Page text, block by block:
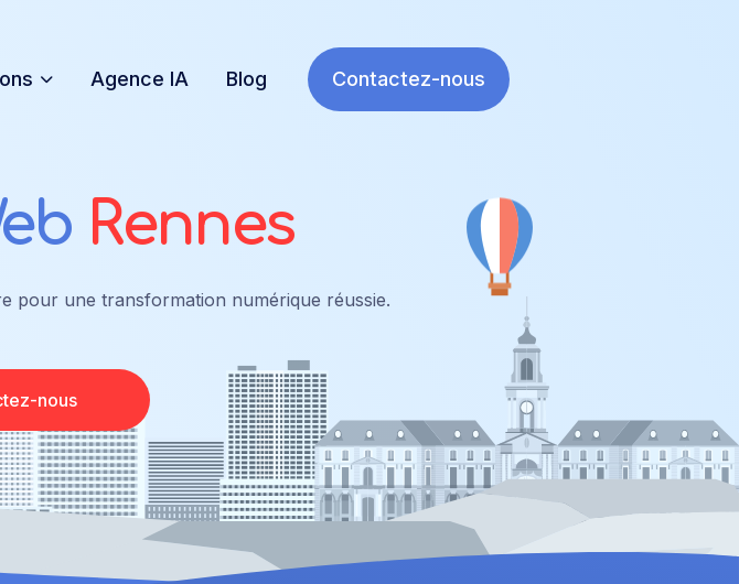
Agence IA Blog Contactez-nous
Rennes
pour une transformation numérique réussie.
nous